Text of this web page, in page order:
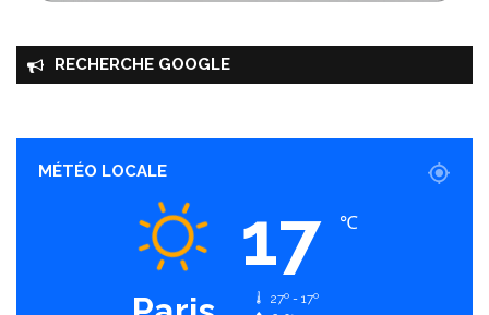
RECHERCHE GOOGLE
MÉTÉO LOCALE
17 ℃
27º - 17º